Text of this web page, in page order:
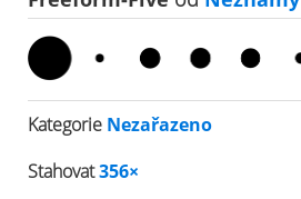
Kategorie Nezařazeno
Stahovat356×